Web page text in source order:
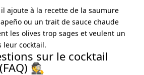
ajoute à la recette de la saumure
ou un trait de sauce chaude
les olives trop sages et veulent un
leur cocktail.
sur le cocktail
🕵️